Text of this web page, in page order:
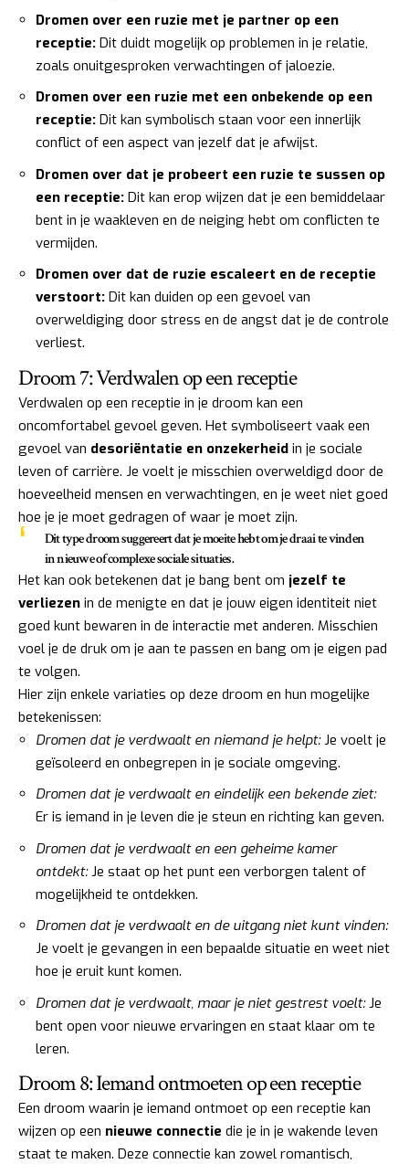
Dromen over een ruzie met je partner op een
receptie: Dit duidt mogelijk op problemen in je relatie,
zoals onuitgesproken verwachtingen of jaloezie.
Dromen over een ruzie met een onbekende op een
receptie: Dit kan symbolisch staan voor een innerlijk
conflict of een aspect van jezelf dat je afwijst.
Dromen over dat je probeert een ruzie te sussen op
een receptie: Dit kan erop wijzen dat je een bemiddelaar
bent in je waakleven en de neiging hebt om conflicten te
vermijden.
Dromen over dat de ruzie escaleert en de receptie
verstoort: Dit kan duiden op een gevoel van
overweldiging door stress en de angst dat je de controle
verliest.
Droom 7: Verdwalen op een receptie
Verdwalen op een receptie in je droom kan een
oncomfortabel gevoel geven. Het symboliseert vaak een
gevoel van desoriëntatie en onzekerheid in je sociale
leven of carrière. Je voelt je misschien overweldigd door de
hoeveelheid mensen en verwachtingen, en je weet niet goed
hoe je je moet gedragen of waar je moet zijn.
Dit type droom suggereert dat je moeite hebt om je draai te vinden
in nieuwe of complexe sociale situaties.
Het kan ook betekenen dat je bang bent om jezelf te
verliezen in de menigte en dat je jouw eigen identiteit niet
goed kunt bewaren in de interactie met anderen. Misschien
voel je de druk om je aan te passen en bang om je eigen pad
te volgen.
Hier zijn enkele variaties op deze droom en hun mogelijke
betekenissen:
Dromen dat je verdwaalt en niemand je helpt:Je voelt je
geïsoleerd en onbegrepen in je sociale omgeving.
Dromen dat je verdwaalt en eindelijk een bekende ziet:
Er is iemand in je leven die je steun en richting kan geven.
Dromen dat je verdwaalt en een geheime kamer
ontdekt:Je staat op het punt een verborgen talent of
mogelijkheid te ontdekken.
Dromen dat je verdwaalt en de uitgang niet kunt vinden:
Je voelt je gevangen in een bepaalde situatie en weet niet
hoe je eruit kunt komen.
Dromen dat je verdwaalt, maar je niet gestrest voelt:Je
bent open voor nieuwe ervaringen en staat klaar om te
leren.
Droom 8: Iemand ontmoeten op een receptie
Een droom waarin je iemand ontmoet op een receptie kan
wijzen op een nieuwe connectie die je in je wakende leven
staat te maken. Deze connectie kan zowel romantisch,